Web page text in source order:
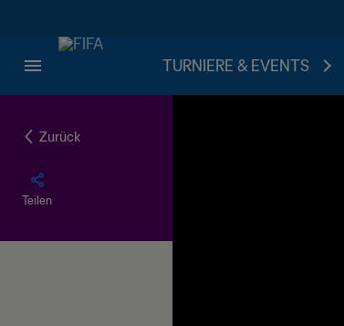
TURNIERE & EVENTS
Zurück
Teilen